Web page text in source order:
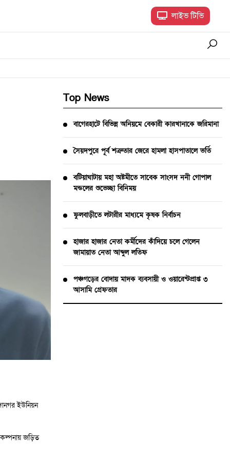
লাইভ টিভি
ইউনিয়ন
জড়িত
Top News
বাগেরহাটে বিভিন্ন অনিয়মে বেকারী কারখানাকে জরিমানা
সৈয়দপুরে পূর্ব শত্রুতার জেরে হামলা হাসপাতালে ভর্তি
বটিয়াঘাটায় মহা অষ্টমীতে সাবেক সাংসদ ননী গোপাল
মন্ডলের শুভেচ্ছা বিনিময়
ফুলবাড়ীতে লটারীর মাধ্যমে কৃষক নির্বাচন
হাজার হাজার নেতা কর্মীদের কাঁদিয়ে চলে গেলেন
জামায়াত নেতা আব্দুল লতিফ
পঞ্চগড়ের বোদায় মাদক ব্যবসায়ী ও ওয়ারেন্টপ্রাপ্ত ৩
আসামি গ্রেফতার